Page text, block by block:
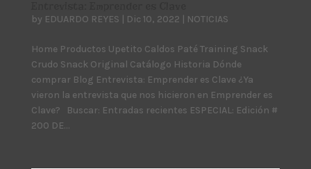
by EDUARDO REYES Dic 10, 2022 NOTICIAS
Home Productos Upetito Caldos Paté Training Snack
Crudo Snack Original Catálogo Historia Dónde
comprar Blog Entrevista: Emprender es Clave ¿Ya
vieron la entrevista que nos hicieron en Emprender es
Clave? Buscar: Entradas recientes ESPECIAL: Edición #
200 DE...